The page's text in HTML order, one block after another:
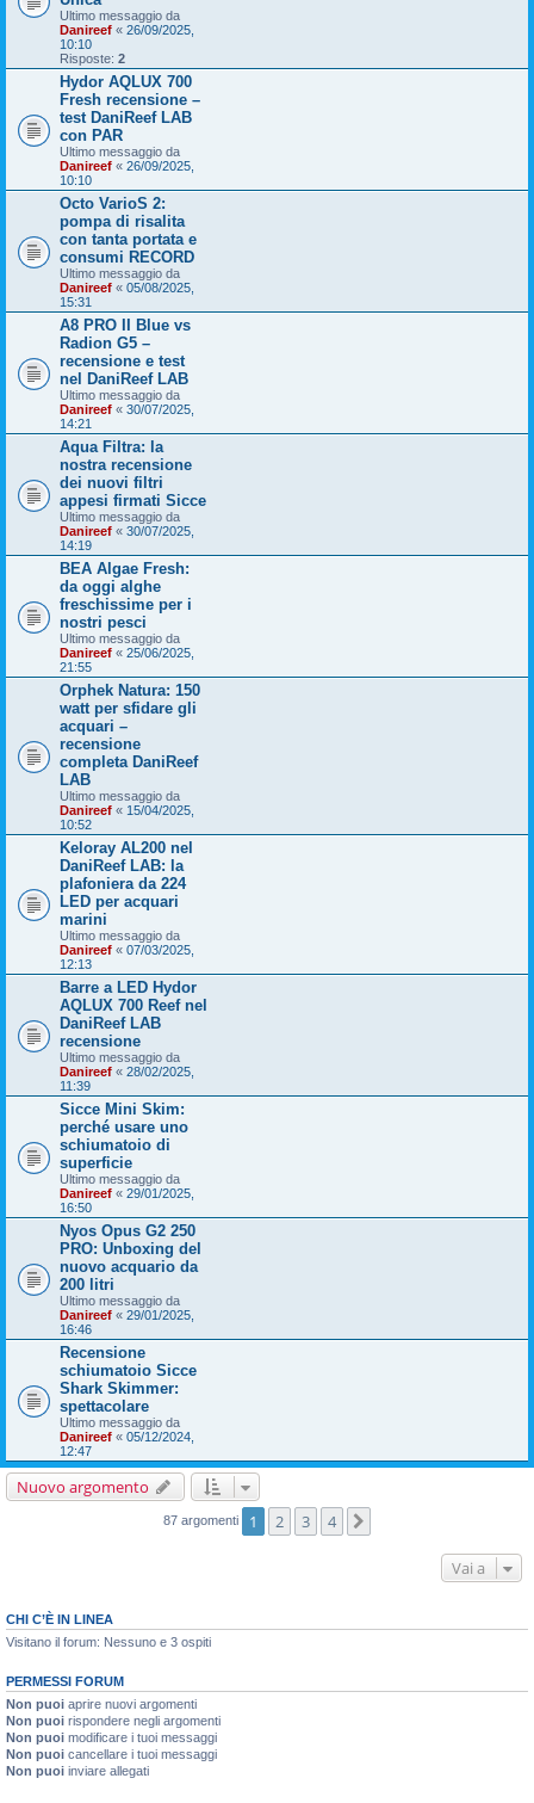
Ultimo messaggio da
Danireef « 26/09/2025,
10:10
Risposte: 2
Hydor AQLUX 700
Fresh recensione –
test DaniReef LAB
con PAR
Ultimo messaggio da
Danireef « 26/09/2025,
10:10
Octo VarioS 2:
pompa di risalita
con tanta portata e
consumi RECORD
Ultimo messaggio da
Danireef « 05/08/2025,
15:31
A8 PRO II Blue vs
Radion G5 –
recensione e test
nel DaniReef LAB
Ultimo messaggio da
Danireef « 30/07/2025,
14:21
Aqua Filtra: la
nostra recensione
dei nuovi filtri
appesi firmati Sicce
Ultimo messaggio da
Danireef « 30/07/2025,
14:19
BEA Algae Fresh:
da oggi alghe
freschissime per i
nostri pesci
Ultimo messaggio da
Danireef « 25/06/2025,
21:55
Orphek Natura: 150
watt per sfidare gli
acquari –
recensione
completa DaniReef
LAB
Ultimo messaggio da
Danireef « 15/04/2025,
10:52
Keloray AL200 nel
DaniReef LAB: la
plafoniera da 224
LED per acquari
marini
Ultimo messaggio da
Danireef « 07/03/2025,
12:13
Barre a LED Hydor
AQLUX 700 Reef nel
DaniReef LAB
recensione
Ultimo messaggio da
Danireef « 28/02/2025,
11:39
Sicce Mini Skim:
perché usare uno
schiumatoio di
superficie
Ultimo messaggio da
Danireef « 29/01/2025,
16:50
Nyos Opus G2 250
PRO: Unboxing del
nuovo acquario da
200 litri
Ultimo messaggio da
Danireef « 29/01/2025,
16:46
Recensione
schiumatoio Sicce
Shark Skimmer:
spettacolare
Ultimo messaggio da
Danireef « 05/12/2024,
12:47
Nuovo argomento
87 argomenti 1 2 3 4
Vai a
CHI C’È IN LINEA
Visitano il forum: Nessuno e 3 ospiti
PERMESSI FORUM
Non puoi aprire nuovi argomenti
Non puoi rispondere negli argomenti
Non puoi modificare i tuoi messaggi
Non puoi cancellare i tuoi messaggi
Non puoi inviare allegati